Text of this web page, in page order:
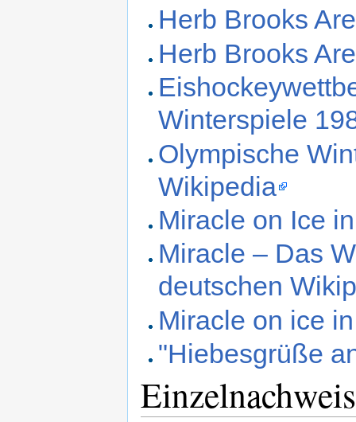
Herb Brooks
Herb Brooks
Winterspiele
Olympische
Wikipedia
Miracle on Ice
Miracle – Das
deutschen
Miracle on ice
"Hiebesgrüße